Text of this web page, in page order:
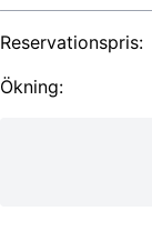
Reservationspris:
Ökning: